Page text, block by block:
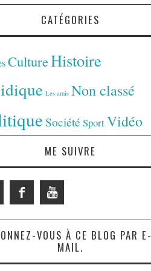
CATÉGORIES
CultureHistoire
Les amis Non classé
Société SportVidéo
ME SUIVRE
VOUS À CE BLOG PAR E-
MAIL.